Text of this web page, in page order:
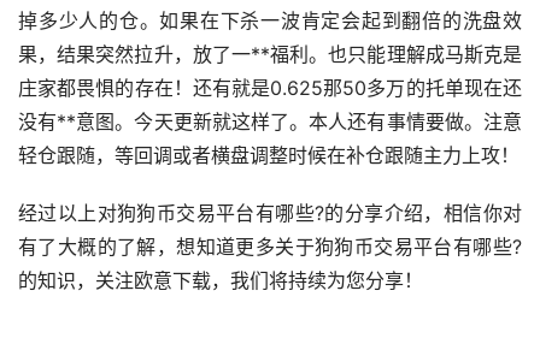
掉多少人的仓。如果在下杀一波肯定会起到翻倍的洗盘效
果，结果突然拉升，放了一**福利。也只能理解成马斯克是
庄家都畏惧的存在！还有就是0.625那50多万的托单现在还
没有**意图。今天更新就这样了。本人还有事情要做。注意
轻仓跟随，等回调或者横盘调整时候在补仓跟随主力上攻！
经过以上对狗狗币交易平台有哪些?的分享介绍，相信你对
有了大概的了解，想知道更多关于狗狗币交易平台有哪些?
的知识，关注欧意下载，我们将持续为您分享！